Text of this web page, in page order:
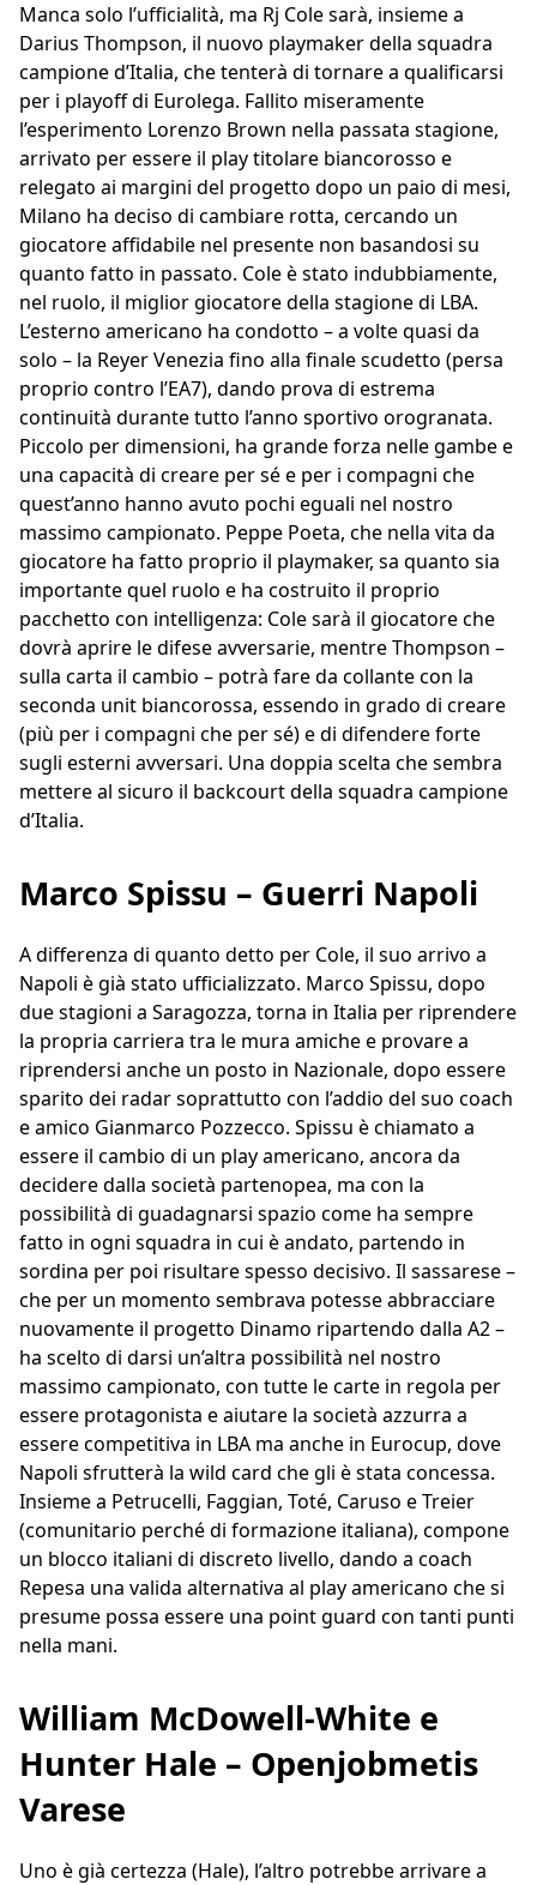
Manca solo l’ufficialità, ma Rj Cole sarà, insieme a
Darius Thompson, il nuovo playmaker della squadra
campione d’Italia, che tenterà di tornare a qualificarsi
per i playoff di Eurolega. Fallito miseramente
l’esperimento Lorenzo Brown nella passata stagione,
arrivato per essere il play titolare biancorosso e
relegato ai margini del progetto dopo un paio di mesi,
Milano ha deciso di cambiare rotta, cercando un
giocatore affidabile nel presente non basandosi su
quanto fatto in passato. Cole è stato indubbiamente,
nel ruolo, il miglior giocatore della stagione di LBA.
L’esterno americano ha condotto – a volte quasi da
solo – la Reyer Venezia fino alla finale scudetto (persa
proprio contro l’EA7), dando prova di estrema
continuità durante tutto l’anno sportivo orogranata.
Piccolo per dimensioni, ha grande forza nelle gambe e
una capacità di creare per sé e per i compagni che
quest’anno hanno avuto pochi eguali nel nostro
massimo campionato. Peppe Poeta, che nella vita da
giocatore ha fatto proprio il playmaker, sa quanto sia
importante quel ruolo e ha costruito il proprio
pacchetto con intelligenza: Cole sarà il giocatore che
dovrà aprire le difese avversarie, mentre Thompson –
sulla carta il cambio – potrà fare da collante con la
seconda unit biancorossa, essendo in grado di creare
(più per i compagni che per sé) e di difendere forte
sugli esterni avversari. Una doppia scelta che sembra
mettere al sicuro il backcourt della squadra campione
d’Italia.
Marco Spissu – Guerri Napoli
A differenza di quanto detto per Cole, il suo arrivo a
Napoli è già stato ufficializzato. Marco Spissu, dopo
due stagioni a Saragozza, torna in Italia per riprendere
la propria carriera tra le mura amiche e provare a
riprendersi anche un posto in Nazionale, dopo essere
sparito dei radar soprattutto con l’addio del suo coach
e amico Gianmarco Pozzecco. Spissu è chiamato a
essere il cambio di un play americano, ancora da
decidere dalla società partenopea, ma con la
possibilità di guadagnarsi spazio come ha sempre
fatto in ogni squadra in cui è andato, partendo in
sordina per poi risultare spesso decisivo. Il sassarese –
che per un momento sembrava potesse abbracciare
nuovamente il progetto Dinamo ripartendo dalla A2 –
ha scelto di darsi un’altra possibilità nel nostro
massimo campionato, con tutte le carte in regola per
essere protagonista e aiutare la società azzurra a
essere competitiva in LBA ma anche in Eurocup, dove
Napoli sfrutterà la wild card che gli è stata concessa.
Insieme a Petrucelli, Faggian, Toté, Caruso e Treier
(comunitario perché di formazione italiana), compone
un blocco italiani di discreto livello, dando a coach
Repesa una valida alternativa al play americano che si
presume possa essere una point guard con tanti punti
nella mani.
William McDowell-White e
Hunter Hale – Openjobmetis
Varese
Uno è già certezza (Hale), l’altro potrebbe arrivare a